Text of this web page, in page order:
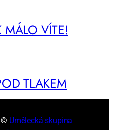
MÁ­LO VÍ­TE!
TLA­KEM
© Umělecká skupina